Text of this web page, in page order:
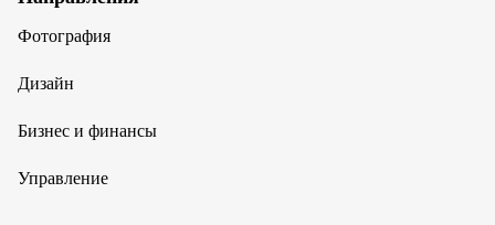
Фотография
Дизайн
Бизнес и финансы
Управление